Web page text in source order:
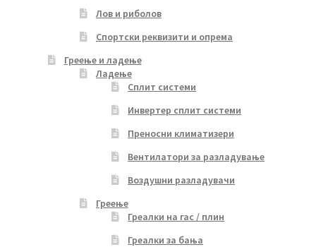
Лов и риболов
Спортски реквизити и опрема
Греење и ладење
Ладење
Сплит системи
Инвертер сплит системи
Преносни климатизери
Вентилатори за разладување
Воздушни разладувачи
Греење
Греалки на гас / плин
Греалки за бања